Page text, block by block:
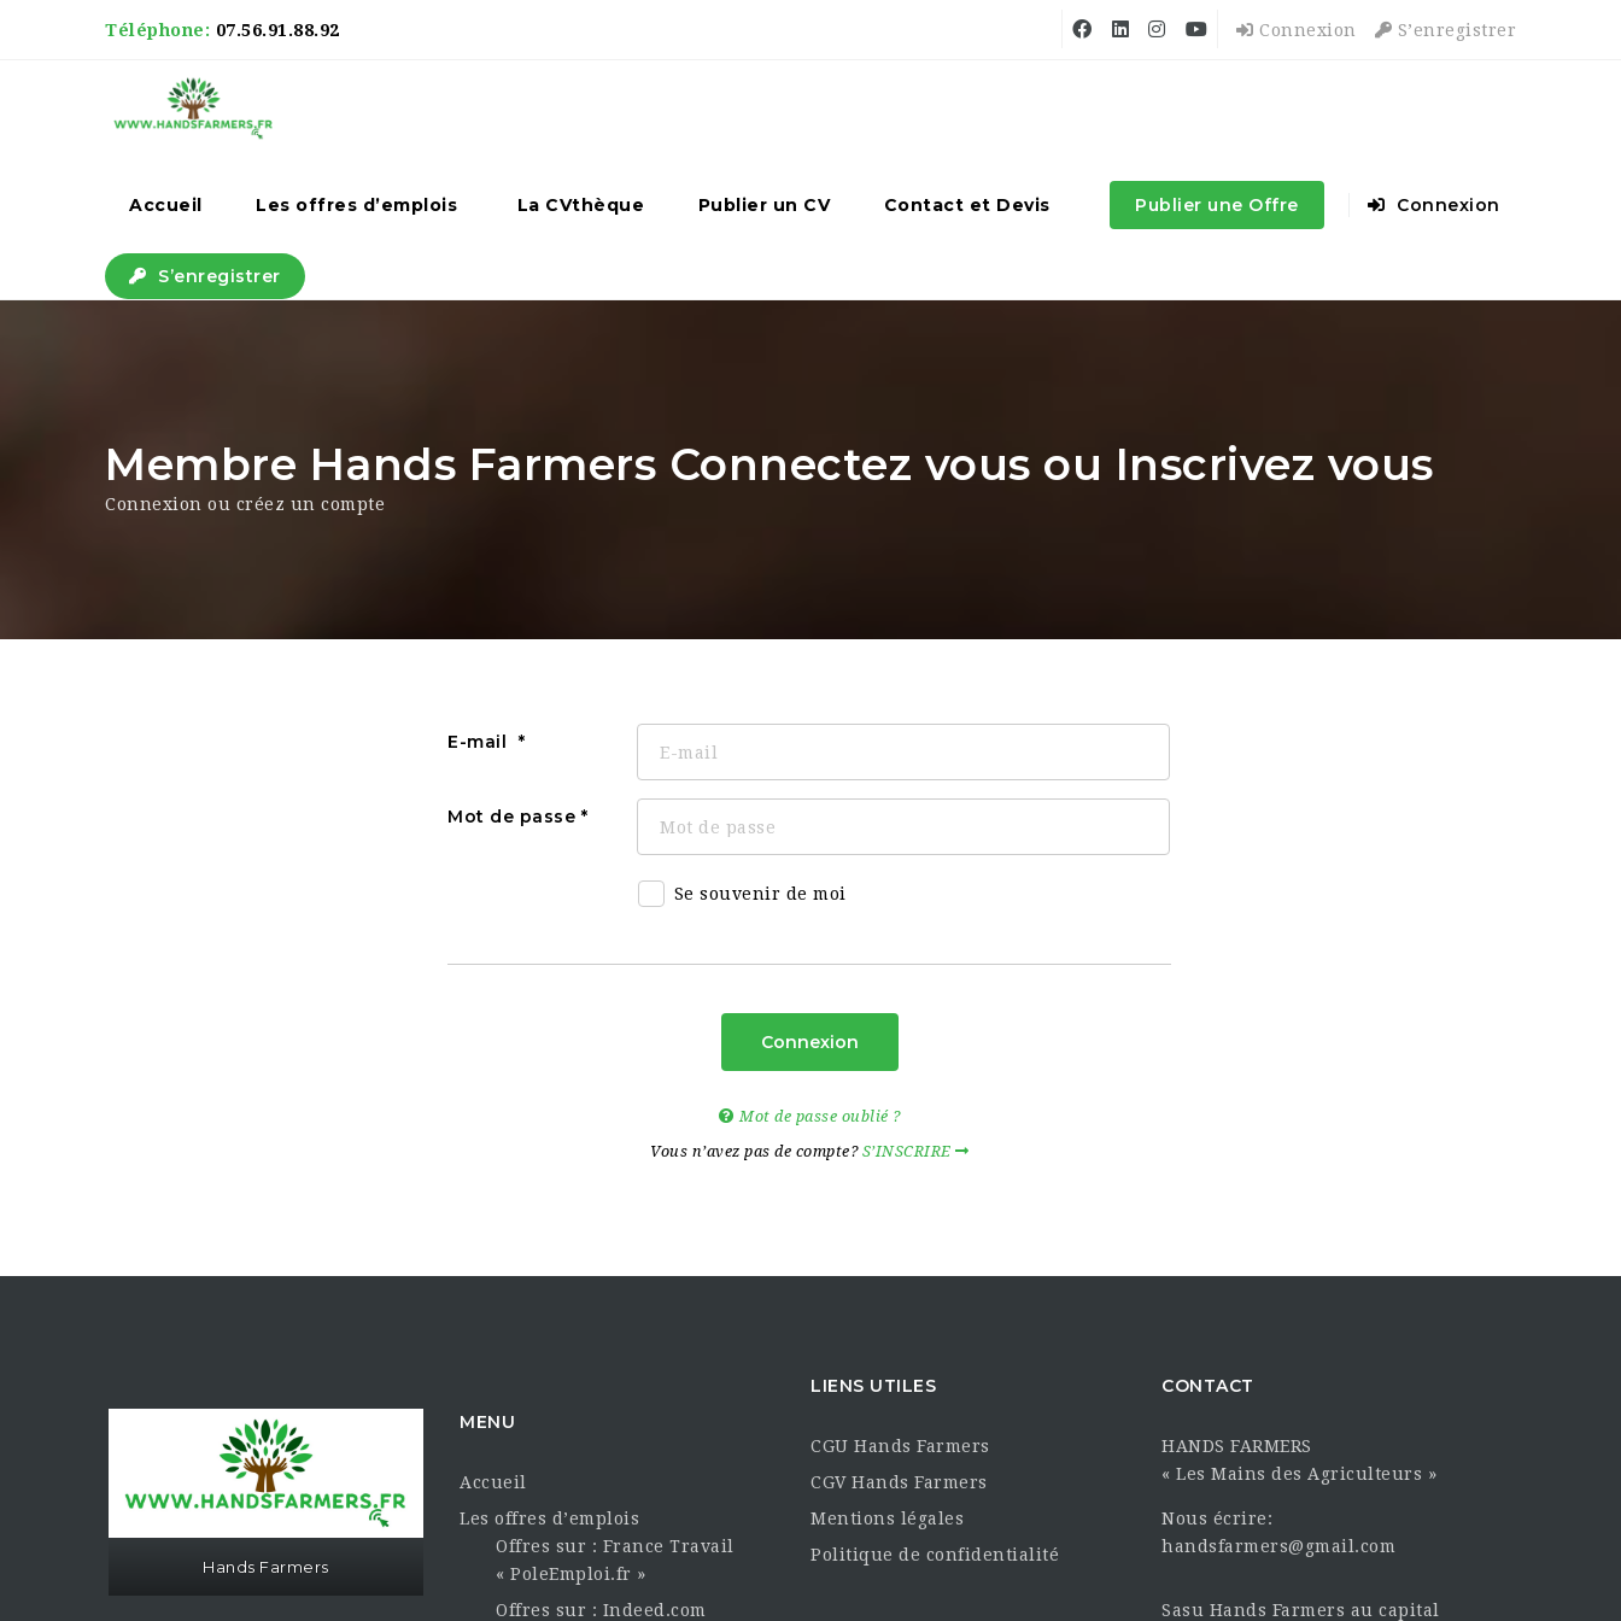
Téléphone: 07.56.91.88.92 Connexion S’enregistrer
Accueil Les offres d’emplois La CVthèque Publier un CV Contact et Devis Publier une Offre Connexion
S’enregistrer
Membre Hands Farmers Connectez vous ou Inscrivez vous
Connexion ou créez un compte
E-mail
Mot de passe
Se souvenir de moi
Connexion
Mot de passe oublié ?
Vous n’avez pas de compte? S’INSCRIRE
Hands Farmers
MENU
Accueil
Les offres d’emplois
Offres sur : France Travail
« PoleEmploi.fr »
Offres sur : Indeed.com
LIENS UTILES
CGU Hands Farmers
CGV Hands Farmers
Mentions légales
Politique de confidentialité
CONTACT
HANDS FARMERS
« Les Mains des Agriculteurs »
Nous écrire:
handsfarmers@gmail.com
Sasu Hands Farmers au capital